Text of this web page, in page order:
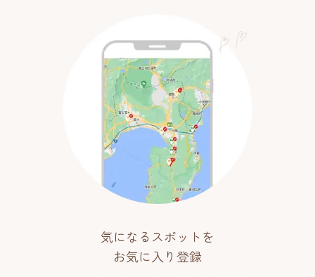
気になるスポットを
お気に入り登録